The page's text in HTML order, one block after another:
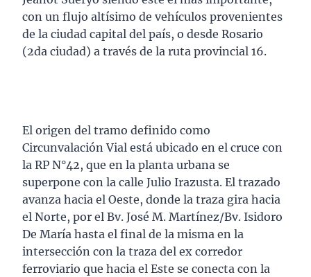
con un flujo altísimo de vehículos provenientes
de la ciudad capital del país, o desde Rosario
(2da ciudad) a través de la ruta provincial 16.
El origen del tramo definido como
Circunvalación Vial está ubicado en el cruce con
la RP N°42, que en la planta urbana se
superpone con la calle Julio Irazusta. El trazado
avanza hacia el Oeste, donde la traza gira hacia
el Norte, por el Bv. José M. Martínez/Bv. Isidoro
De María hasta el final de la misma en la
intersección con la traza del ex corredor
ferroviario que hacia el Este se conecta con la